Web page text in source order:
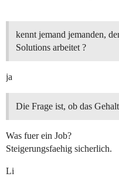
kennt jemand jemanden,
Solutions arbeitet ?
ja
Die Frage ist, ob das
Was fuer ein Job?
Steigerungsfaehig sicherlich.
Li